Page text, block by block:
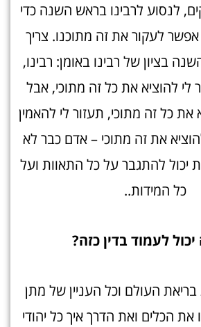
לנסוע לרבינו בראש השנה כדי
לעקור את זה מתוכנו. צריך
בציון של רבינו באומן: רבינו,
לי להוציא את כל זה מתוכי, אבל
כל זה מתוכי, תעזור לי להאמין
את זה מתוכי – אדם כבר לא
יכול להתגבר על כל התאוות ועל
כל המידות..
לעמוד בדין כזה?
העולם וכל העניין של מתן
הכלים ואת הדרך איך כל יהודי